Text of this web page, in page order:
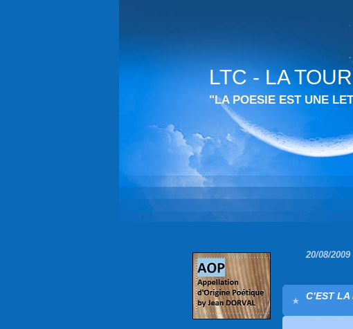
LTC - LA
"LA POESIE EST UNE
20/08/2009
C’EST